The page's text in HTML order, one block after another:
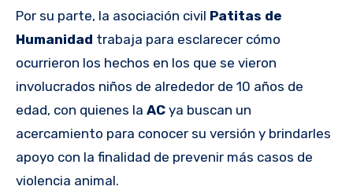
Por su parte, la asociación civil Patitas de
Humanidad trabaja para esclarecer cómo
ocurrieron los hechos en los que se vieron
involucrados niños de alrededor de 10 años de
edad, con quienes la AC ya buscan un
acercamiento para conocer su versión y brindarles
apoyo con la finalidad de prevenir más casos de
violencia animal.